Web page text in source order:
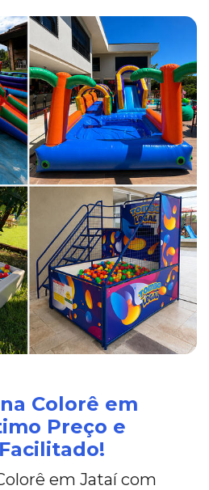
Colorê em
Preço e
em Jataí com